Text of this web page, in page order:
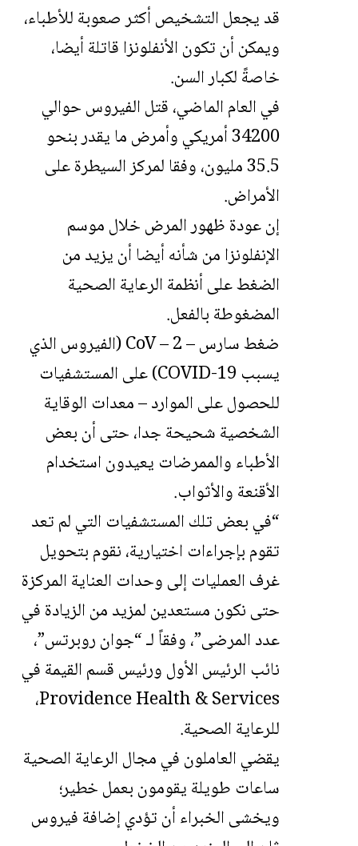
قد يجعل التشخيص أكثر صعوبة للأطباء،
ويمكن أن تكون الأنفلونزا قاتلة أيضا،
خاصةً لكبار السن.
في العام الماضي، قتل الفيروس حوالي
34200 أمريكي وأمرض ما يقدر بنحو
35.5 مليون، وفقا لمركز السيطرة على
الأمراض.
إن عودة ظهور المرض خلال موسم
الإنفلونزا من شأنه أيضا أن يزيد من
الضغط على أنظمة الرعاية الصحية
المضغوطة بالفعل.
ضغط سارس – CoV – 2 (الفيروس الذي
يسبب COVID-19) على المستشفيات
للحصول على الموارد – معدات الوقاية
الشخصية شحيحة جدا، حتى أن بعض
الأطباء والممرضات يعيدون استخدام
الأقنعة والأثواب.
“في بعض تلك المستشفيات التي لم تعد
تقوم بإجراءات اختيارية، نقوم بتحويل
غرف العمليات إلى وحدات العناية المركزة
حتى نكون مستعدين لمزيد من الزيادة في
عدد المرضى”، وفقاً لـ “جوان روبرتس”،
نائب الرئيس الأول ورئيس قسم القيمة في
Providence Health & Services،
للرعاية الصحية.
يقضي العاملون في مجال الرعاية الصحية
ساعات طويلة يقومون بعمل خطير؛
ويخشى الخبراء أن تؤدي إضافة فيروس